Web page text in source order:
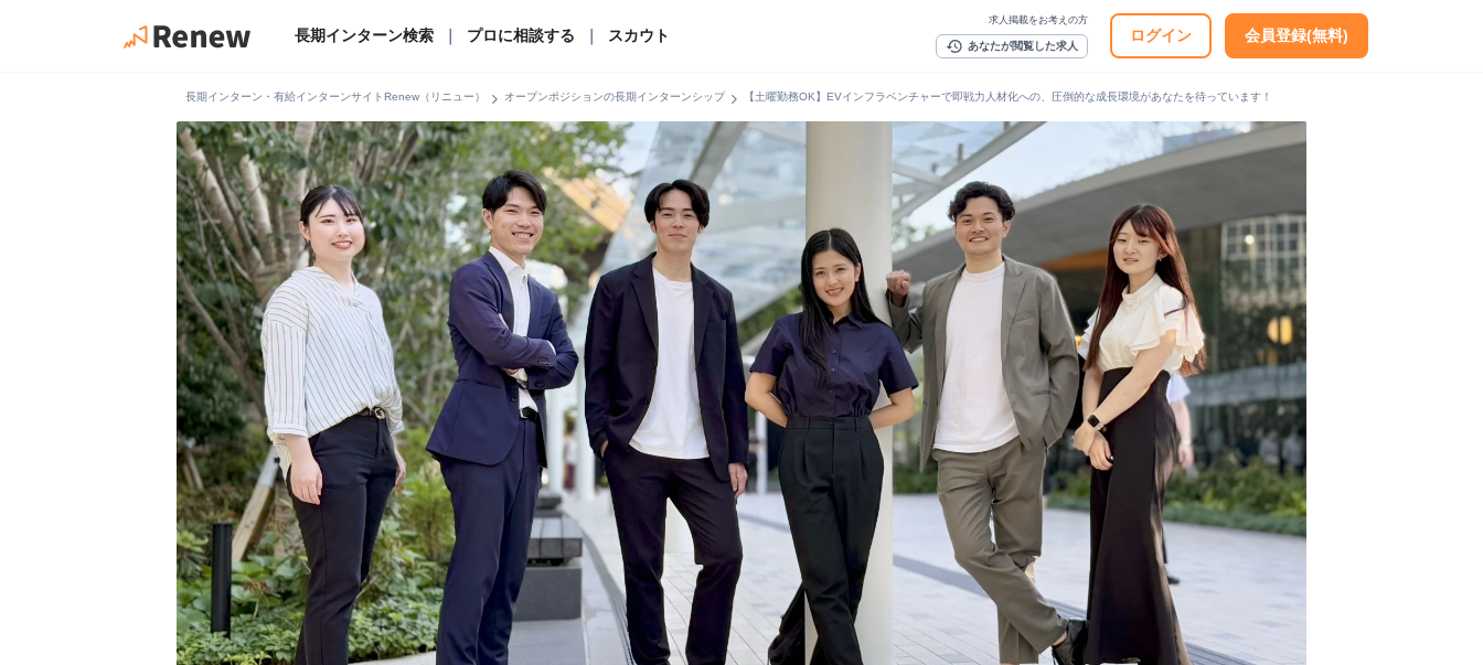
長期インターン検索 プロに相談する スカウト
求人掲載をお考えの方
history あなたが閲覧した求人
ログイン 会員登録(無料)
長期インターン・有給インターンサイトRenew（リニュー） chevron_right オープンポジションの長期インターンシップchevron_right 【土曜勤務OK】EVインフラベンチャーで即戦力人材化への、圧倒的な成長環境があなたを待っています！